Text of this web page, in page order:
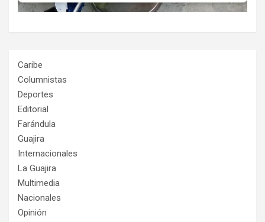
Caribe
Columnistas
Deportes
Editorial
Farándula
Guajira
Internacionales
La Guajira
Multimedia
Nacionales
Opinión